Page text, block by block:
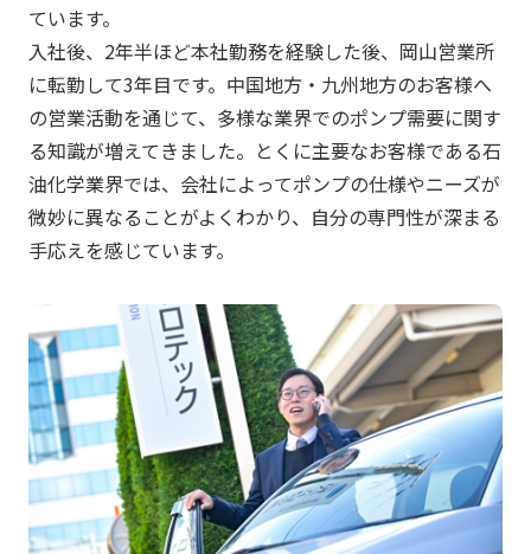
ています。
入社後、2年半ほど本社勤務を経験した後、岡山営業所
に転勤して3年目です。中国地方・九州地方のお客様へ
の営業活動を通じて、多様な業界でのポンプ需要に関す
る知識が増えてきました。とくに主要なお客様である石
油化学業界では、会社によってポンプの仕様やニーズが
微妙に異なることがよくわかり、自分の専門性が深まる
手応えを感じています。